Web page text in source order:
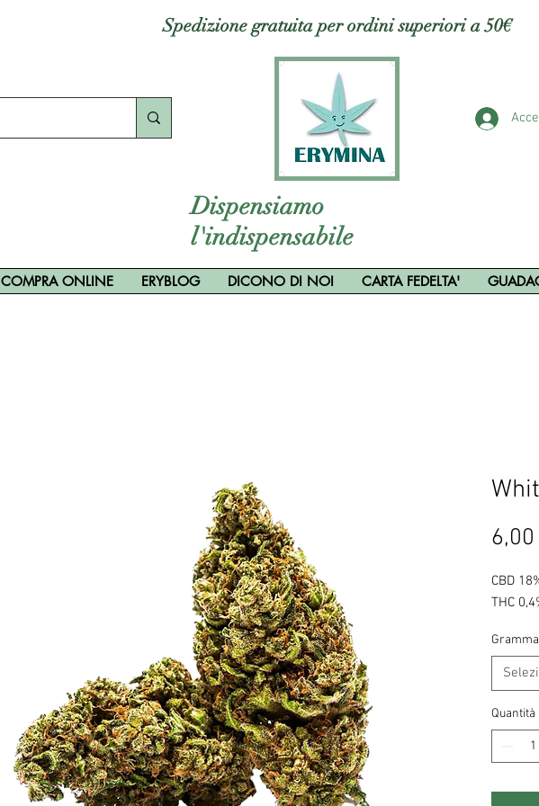
Spedizione gratuita per ordini superiori a 50€
Dispensiamo
l'indispensabile
COMPRA ONLINE ERYBLOG DICONO DI NOI CARTA FEDELTA'
6,00
CBD
THC
Quantità